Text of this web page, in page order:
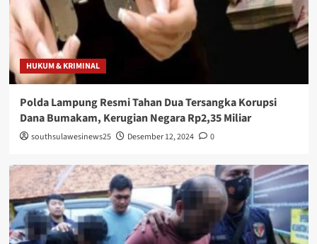
HUKUM & KRIMINAL
Polda Lampung Resmi Tahan Dua Tersangka Korupsi
Dana Bumakam, Kerugian Negara Rp2,35 Miliar
southsulawesinews25 Desember 12, 2024 0